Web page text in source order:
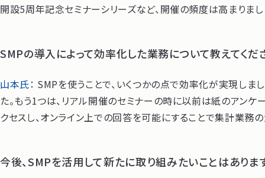
開設5周年記念セミナーシリーズなど、開催の頻度は高まりまし
SMPの導入によって効率化した業務について教えてくだ
山本氏： SMPを使うことで、いくつかの点で効率化が実現しま
た。もう1つは、リアル開催のセミナーの時に以前は紙のアン
クセスし、オンライン上での回答を可能にすることで集計業務
今後、SMPを活用して新たに取り組みたいことはありま